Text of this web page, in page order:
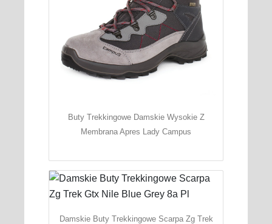
Buty Trekkingowe Damskie Wysokie Z
Membrana Apres Lady Campus
Damskie Buty Trekkingowe Scarpa Zg Trek